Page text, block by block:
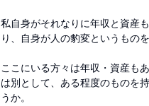
私自身がそれなりに年収と資産
り、自身が人の豹変というもの
ここにいる方々は年収・資産も
は別として、ある程度のものを
うか。